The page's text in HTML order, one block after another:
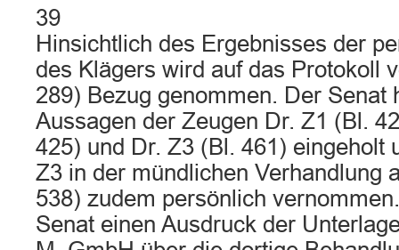
39
Hinsichtlich des Ergebnisses der
des Klägers wird auf das Protokoll
289) Bezug genommen. Der Senat
Aussagen der Zeugen Dr. Z1 (Bl.
425) und Dr. Z3 (Bl. 461) eingeholt
Z3 in der mündlichen Verhandlung
538) zudem persönlich
Senat einen Ausdruck der